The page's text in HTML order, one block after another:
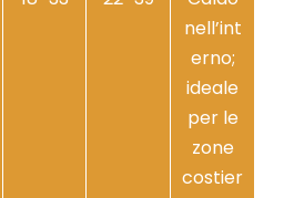
nell’int
erno;
ideale
per le
zone
costier